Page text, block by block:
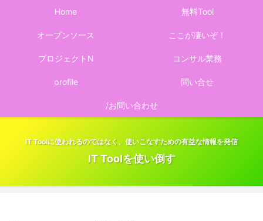
IT Toolに使われるのではなく、使いこなすための有益な情報を発信
IT Toolを使い倒す
Home 無料Tool
オープンソース ここが凄いぞ！
プロジェクトN コンサル業務
profile 問い合せ
/お問い合わせ